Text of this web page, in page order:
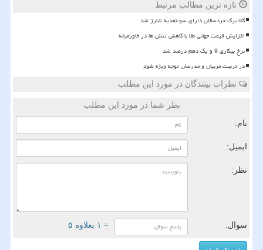
تازه ترین مطالب مرتبط
کالا برگ خردسالان دارای سوءتغذیه شارژ شد
افزایش قیمت جهانی طلا با کاهش تنش ها در خاورمیانه
نرخ بیکاری 9 و یک دهم درصد شد
در تربیت مربیان و مدرسان توجه ویژه شود
نظرات بینندگان در مورد این مطلب
نظر شما در مورد این مطلب
نام:
ایمیل:
نظر:
سوال: = ۱ بعلاوه ۵